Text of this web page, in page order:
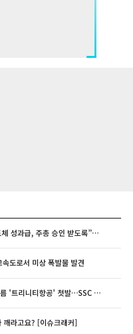
김정관 장관 “반도체 성과급, 주총 승인 받도록”…상법·자본시장법 개정 시사
도로서 미상 폭발물 발견
티웨이항공, 새 이름 '트리니티항공' 첫발…SSC 전략 본격화
깨라고요? [이슈크래커]